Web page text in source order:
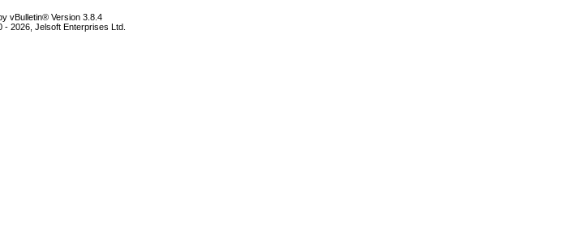
vBulletin® Version 3.8.4
- 2026, Jelsoft Enterprises Ltd.